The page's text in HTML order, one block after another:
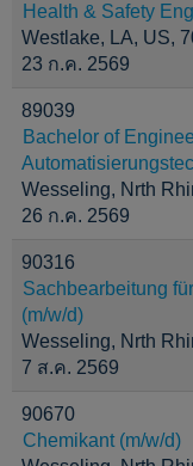
Health & Safety
Westlake, LA, US,
23 ก.ค. 2569
89039
Bachelor of
Wesseling, Nrth
26 ก.ค. 2569
90316
Sachbearbeitung
(m/w/d)
Wesseling, Nrth
7 ส.ค. 2569
90670
Chemikant (m/w/d)